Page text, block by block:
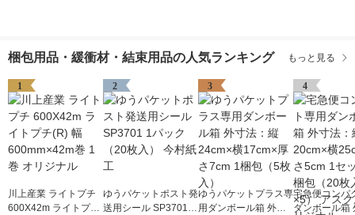
梱包用品・緩衝材・結束用品の人気ランキング もっと見る
1
川上産業 ライトプチ
600X42m ライトプチ
2
ゆうパケットポスト発
送用シール SP3701 1
3
ゆうパケットプラス専
用ダンボール箱 外寸
4
宅急便コンパ
ダンボール箱